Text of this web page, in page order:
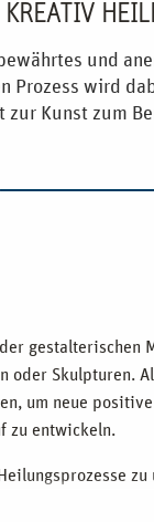
und
Prozess wird
Kunst zum
gestalterischen
oder Skulpturen.
um neue
zu entwickeln.